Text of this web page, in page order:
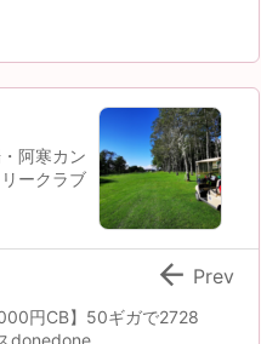
阿寒カン
リークラブ
円CB】50ギガで2728
donedone
 Prev